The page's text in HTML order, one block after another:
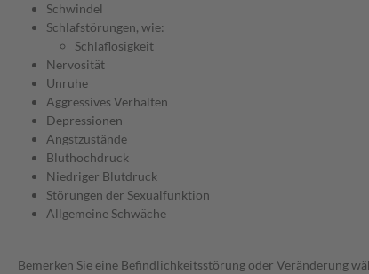
Schwindel
Schlafstörungen, wie:
Schlaflosigkeit
Nervosität
Unruhe
Aggressives Verhalten
Depressionen
Angstzustände
Bluthochdruck
Niedriger Blutdruck
Störungen der Sexualfunktion
Allgemeine Schwäche
Bemerken Sie eine Befindlichkeitsstörung oder Veränderung